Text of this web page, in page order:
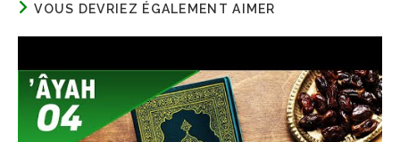
VOUS DEVRIEZ ÉGALEMENT AIMER